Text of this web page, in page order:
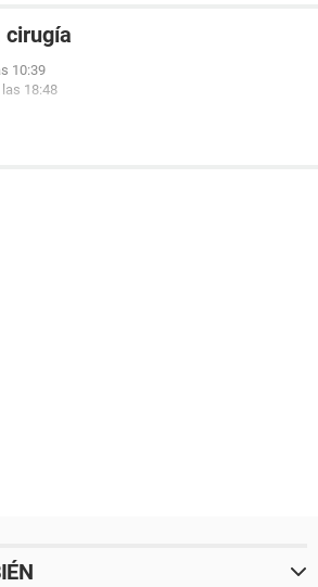
cirugía
10:39
18:48